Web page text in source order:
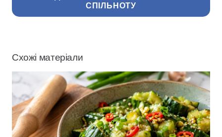
СПІЛЬНОТУ
Схожі матеріали